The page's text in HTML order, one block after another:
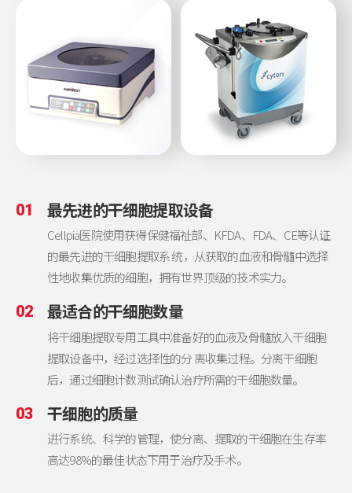
01 最先进的干细胞提取设备
Cellpia医院使用获得保健福祉部、KFDA、FDA、CE等认证
的最先进的干细胞提取系 统，从获取的血液和骨髓中选择
性地收集优质的细胞，拥有世界顶级的技术实力。
02 最适合的干细胞数量
将干细胞提取专用工具中准备好的血液及骨髓放入干细胞
提取设备中，经过选择性的分 离收集过程。分离干细胞
后，通过细胞计数测试确认治疗所需的干细胞数量。
03 干细胞的质量
进行系统、科学的管理，使分离、提取的干细胞在生存率
高达98%的最佳状态下用于治疗及手术。